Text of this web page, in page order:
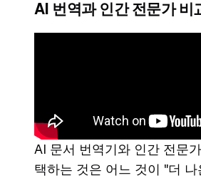
AI 번역과 인간 전문가 비
AI 문서 번역기와 인간 전문
택하는 것은 어느 것이 "더